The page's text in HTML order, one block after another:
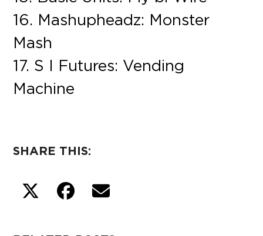
16. Mashupheadz: Monster
Mash
17. S I Futures: Vending
Machine
SHARE THIS: